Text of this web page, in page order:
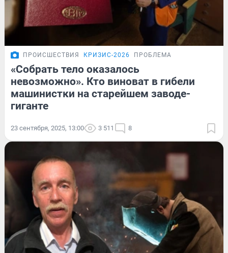
ПРОИСШЕСТВИЯ КРИЗИС-2026 ПРОБЛЕМА
«Собрать тело оказалось
невозможно». Кто виноват в гибели
машинистки на старейшем заводе-
гиганте
23 сентября, 2025, 13:00 3 511 8